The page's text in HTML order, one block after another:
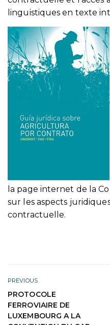
linguistiques en texte
la page internet de la
sur les aspects
contractuelle.
PREVIOUS
PROTOCOLE
FERROVIAIRE DE
LUXEMBOURG A LA